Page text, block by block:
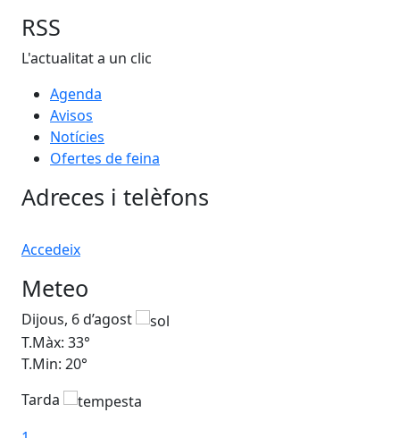
RSS
L'actualitat a un clic
Agenda
Avisos
Notícies
Ofertes de feina
Adreces i telèfons
Accedeix
Meteo
Dijous, 6 d’agost
T.Màx: 33°
T.Min: 20°
Tarda